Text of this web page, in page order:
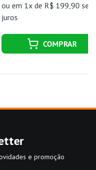
ouem 1x de R$ 199,90 sem
juros
COMPRAR
e promoção